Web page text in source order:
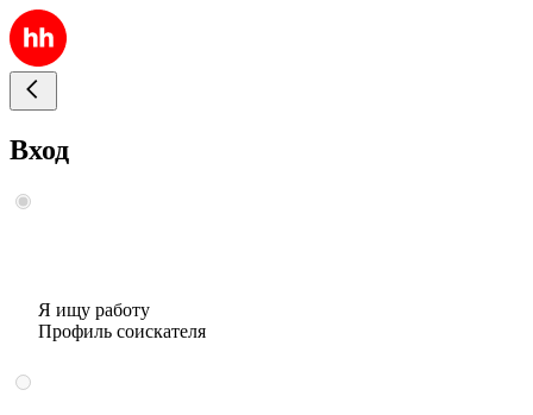
Вход
Я ищу работу
Профиль соискателя